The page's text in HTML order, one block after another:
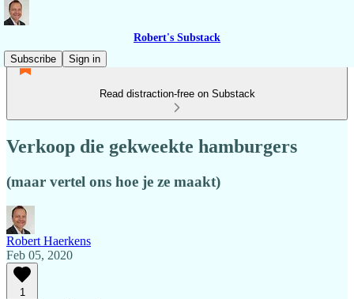
Robert's Substack
Subscribe
Sign in
Read distraction-free on Substack
Verkoop die gekweekte hamburgers
(maar vertel ons hoe je ze maakt)
Robert Haerkens
Feb 05, 2020
1